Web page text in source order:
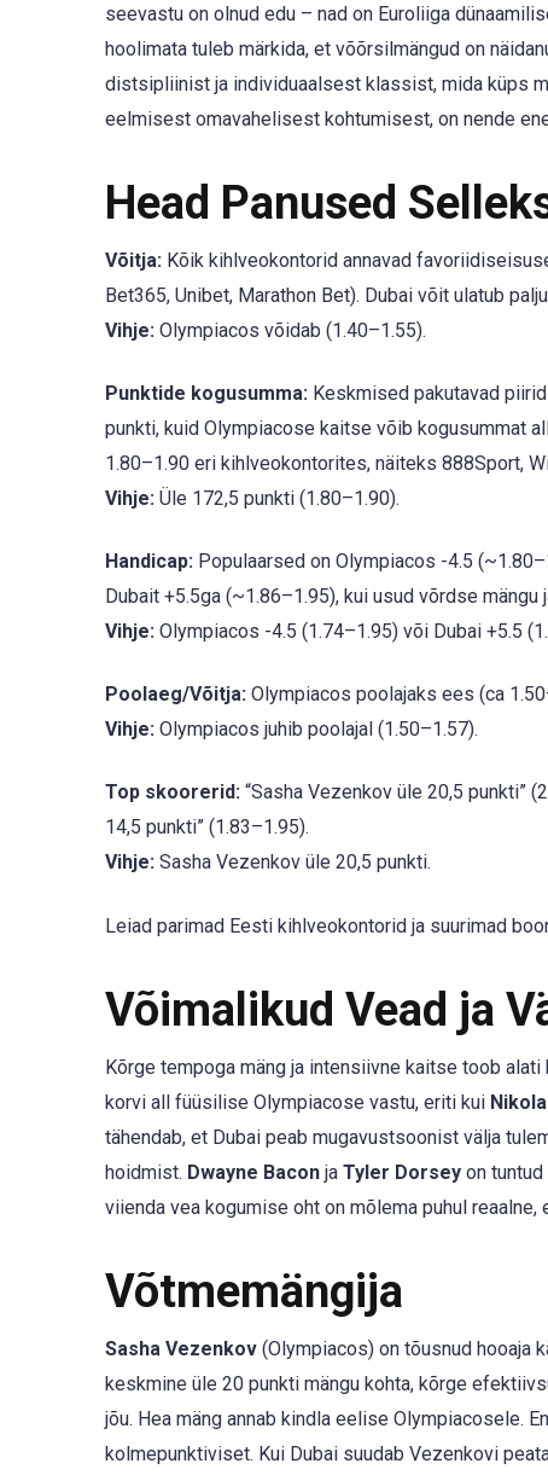
seevastu on olnud edu – nad on Euroliiga
hoolimata tuleb märkida, et võõrsilmängud on
distsipliinist ja individuaalsest klassist, mida küps
eelmisest omavahelisest kohtumisest, on nende
Head Panused
Võitja: Kõik kihlveokontorid annavad
Bet365, Unibet, Marathon Bet). Dubai võit ulatub
Vihje: Olympiacos võidab (1.40–1.55).
Punktide kogusumma: Keskmised pakutavad
punkti, kuid Olympiacose kaitse võib kogusummat
1.80–1.90 eri kihlveokontorites, näiteks 888Sport,
Vihje: Üle 172,5 punkti (1.80–1.90).
Handicap: Populaarsed on Olympiacos -4.5
Dubait +5.5ga (~1.86–1.95), kui usud võrdse mängu
Vihje: Olympiacos -4.5 (1.74–1.95) või Dubai +5.5
Poolaeg/Võitja: Olympiacos poolajaks ees (ca
Vihje: Olympiacos juhib poolajal (1.50–1.57).
Top skoorerid: “Sasha Vezenkov üle 20,5 punkti”
14,5 punkti” (1.83–1.95).
Vihje: Sasha Vezenkov üle 20,5 punkti.
Leiad parimad Eesti kihlveokontorid ja suurimad
Võimalikud Vead ja
Kõrge tempoga mäng ja intensiivne kaitse toob alati
korvi all füüsilise Olympiacose vastu, eriti kui
tähendab, et Dubai peab mugavustsoonist välja
hoidmist. Dwayne Bacon ja Tyler Dorsey on
viienda vea kogumise oht on mõlema puhul
Võtmemängija
Sasha Vezenkov (Olympiacos) on tõusnud hooaja
keskmine üle 20 punkti mängu kohta, kõrge
jõu. Hea mäng annab kindla eelise Olympiacosele.
kolmepunktiviset. Kui Dubai suudab Vezenkovi